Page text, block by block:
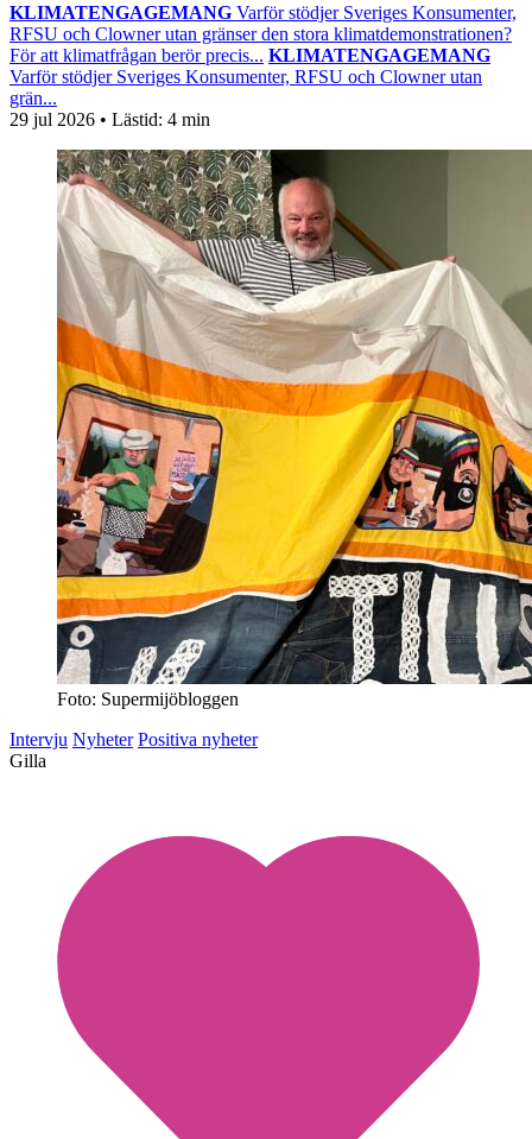
KLIMATENGAGEMANG Varför stödjer Sveriges Konsumenter,
RFSU och Clowner utan gränser den stora klimatdemonstrationen?
För att klimatfrågan berör precis... KLIMATENGAGEMANG
Varför stödjer Sveriges Konsumenter, RFSU och Clowner utan
grän...
29 jul 2026 • Lästid: 4 min
Foto: Supermijöbloggen
Intervju Nyheter Positiva nyheter
Gilla